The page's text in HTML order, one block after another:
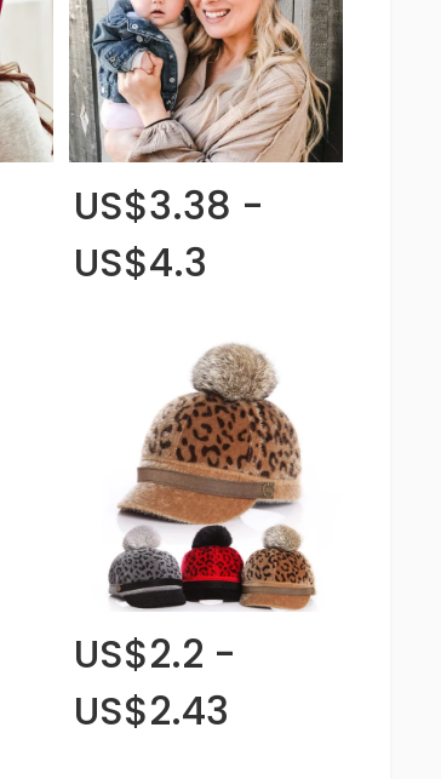
US$3.38 -
US$4.3
US$2.2 -
US$2.43